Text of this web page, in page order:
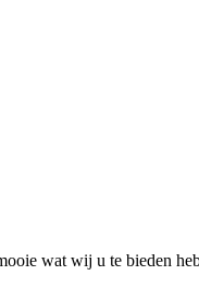
wat wij u te bieden